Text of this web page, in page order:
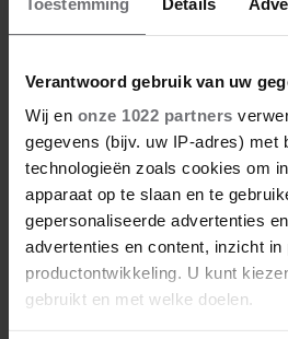
Verantwoord gebruik van uw
Wij en onze 1022 partners
gegevens (bijv. uw IP-adres) met
technologieën zoals cookies om
apparaat op te slaan en te
gepersonaliseerde advertenties
advertenties en content, inzicht in
productontwikkeling. U kunt
gebruikt en met welke doelen.